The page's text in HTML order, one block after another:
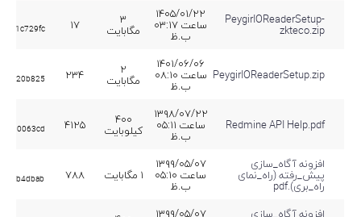
PeygirIOReaderSetup-
zkteco.zip
۱۴۰۵/۰۱/۲۲
ساعت ۰۳:۱۷
ب.ظ
۳
مگابایت ۱۷
PeygirIOReaderSetup.zip
۱۴۰۱/۰۶/۰۶
ساعت ۰۸:۱۰
ب.ظ
۲
مگابایت ۲۳۴
Redmine API Help.pdf
۱۳۹۸/۰۷/۲۲
ساعت ۰۵:۱۱
ب.ظ
۴۰۰
کیلوبایت ۴۱۲۵
افزونه آگاه_سازی
پیش_رفته (راه_نمای
راه_بری).pdf
۱۳۹۹/۰۵/۰۷
ساعت ۰۵:۱۰
ب.ظ
۱ مگابایت ۷۸۸
افزونه آگاه_سازی ۱۳۹۹/۰۵/۰۷